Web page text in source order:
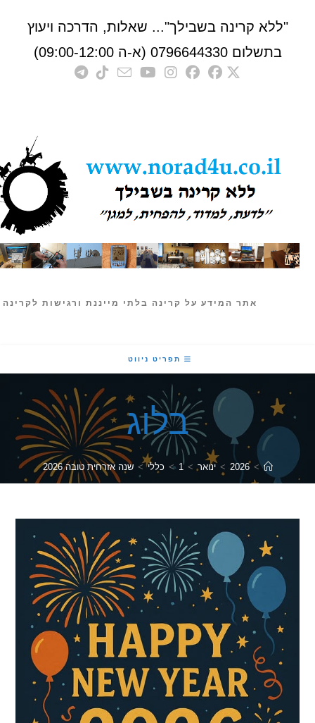
קרינה בשבילך"... שאלות, הדרכה ויעוץ
0796644330 (א-ה 09:00-12:00)
אתר המידע על קרינה בלתי מייננת ורגישות לקרינה
תפריט ניווט
בלוג
>
2026
> ינואר >
1
> כללי > שנה אזרחית טובה 2026